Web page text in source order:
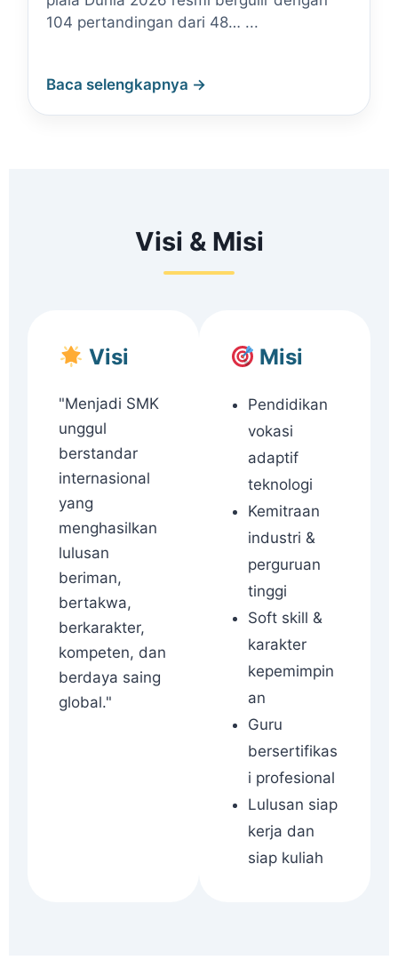
104 pertandingan dari 48… ...
Baca selengkapnya →
Visi & Misi
Visi
"Menjadi SMK
unggul
berstandar
internasional
yang
menghasilkan
lulusan
beriman,
bertakwa,
berkarakter,
kompeten, dan
berdaya saing
global."
Misi
Pendidikan
vokasi
adaptif
teknologi
Kemitraan
industri &
perguruan
tinggi
Soft skill &
karakter
kepemimpin
an
Guru
bersertifikas
i profesional
Lulusan siap
kerja dan
siap kuliah